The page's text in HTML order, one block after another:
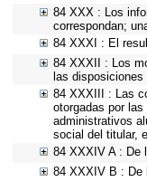
84 XXX : Los
correspondan;
84 XXXI : El
84 XXXII : Los
las
84 XXXIII : Las
otorgadas por
administrativos
social del titular,
84 XXXIV A : De
84 XXXIV B : De